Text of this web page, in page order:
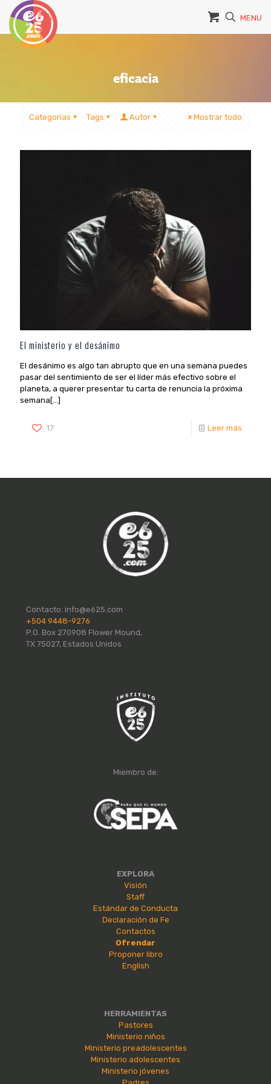
MENU
eficacia
Categorías Tags Autor Mostrar todo
El ministerio y el desánimo
El desánimo es algo tan abrupto que en una semana puedes
pasar del sentimiento de ser el líder más efectivo sobre el
planeta, a querer presentar tu carta de renuncia la próxima
semana[...]
17 Leer más
Contacto: info@e625.com
+504 9448-9276
P.O. Box 270908 Flower Mound,
TX 75027, Estados Unidos
Miembro de:
EXPLORA
Visión
Staff
Estándar de Conducta
Declaración de Fe
Contactos
Ofrendar
Proponer libro
English
HERRAMIENTAS
Pastores
Ministerio niños
Ministerio preadolescentes
Ministerio adolescentes
Ministerio jóvenes